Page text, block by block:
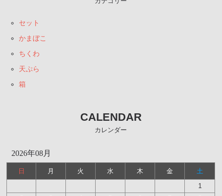
セット
かまぼこ
ちくわ
天ぷら
箱
CALENDAR
カレンダー
2026年08月
日 月 火 水 木 金
土
1